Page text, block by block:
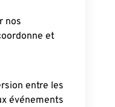
nos
et
entre les
événements